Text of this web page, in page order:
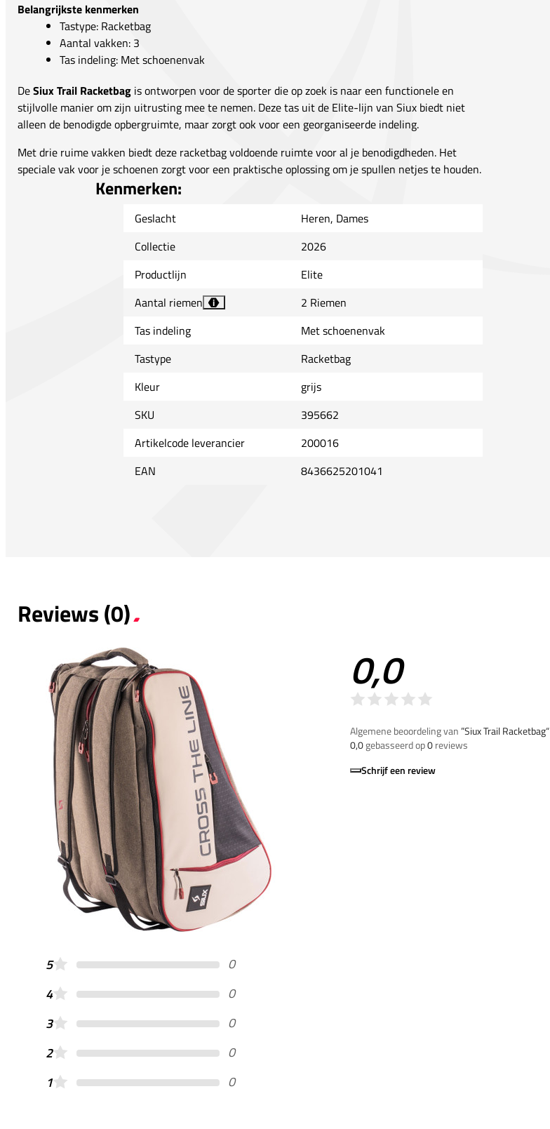
Belangrijkste kenmerken
Tastype: Racketbag
Aantal vakken: 3
Tas indeling: Met schoenenvak
DeSiux Trail Racketbag is ontworpen voor de sporter die op zoek is naar een functionele en
stijlvolle manier om zijn uitrusting mee te nemen. Deze tas uit de Elite-lijn van Siux biedt niet
alleen de benodigde opbergruimte, maar zorgt ook voor een georganiseerde indeling.
Met drie ruime vakken biedt deze racketbag voldoende ruimte voor al je benodigdheden. Het
speciale vak voor je schoenen zorgt voor een praktische oplossing om je spullen netjes te houden.
Kenmerken:
Geslacht
Heren, Dames
Collectie
2026
Productlijn
Elite
Aantal riemen
i
2 Riemen
Tas indeling
Met schoenenvak
Tastype
Racketbag
Kleur
grijs
SKU
395662
Artikelcode leverancier
200016
EAN
8436625201041
Reviews (0)
0,0
Algemene beoordeling van”Siux Trail Racketbag“
0,0gebasseerd op0reviews
Schrijf een review
5
0
4
0
3
0
2
0
1
0